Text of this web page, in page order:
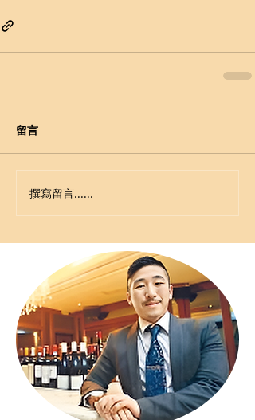
留言
撰寫留言......